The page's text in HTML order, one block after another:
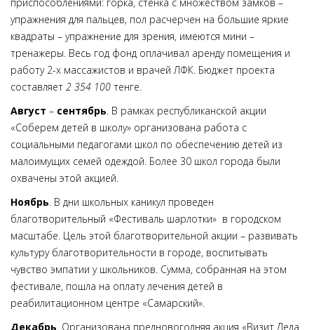
упражнения для пальцев, пол расчерчен на большие яркие
квадраты – упражнение для зрения, имеются мини –
тренажеры. Весь год фонд оплачивал аренду помещения и
работу 2-х массажистов и врачей ЛФК. Бюджет проекта
составляет 2 354 100 тенге.
Август – сентябрь. В рамках республиканской акции
«Соберем детей в школу» организована работа с
социальными педагогами школ по обеспечению детей из
малоимущих семей одеждой. Более 30 школ города были
охвачены этой акцией.
Ноябрь. В дни школьных каникул проведен
благотворительный «Фестиваль шарлотки» в городском
масштабе. Цель этой благотворительной акции – развивать
культуру благотворительности в городе, воспитывать
чувство эмпатии у школьников. Сумма, собранная на этом
фестивале, пошла на оплату лечения детей в
реабилитационном центре «Самарский».
Декабрь. Организована предновогодняя акция «Визит Деда